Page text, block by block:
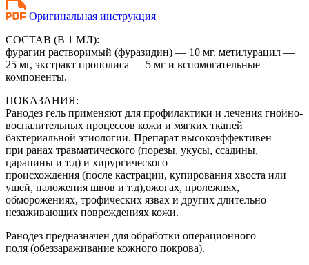
Оригинальная инструкция
СОСТАВ (В 1 МЛ):
фурагин растворимый (фуразидин) — 10 мг, метилурацил —
25 мг, экстракт прополиса — 5 мг и вспомогательные
компоненты.
ПОКАЗАНИЯ:
Ранодез гель применяют для профилактики и лечения гнойно-
воспалительных процессов кожи и мягких тканей
бактериальной этиологии. Препарат высокоэффективен
при ранах травматического (порезы, укусы, ссадины,
царапины и т.д) и хирургического
происхождения (после кастрации, купирования хвоста или
ушей, наложения швов и т.д),ожогах, пролежнях,
обморожениях, трофических язвах и других длительно
незаживающих повреждениях кожи.
Ранодез предназначен для обработки операционного
поля (обеззараживание кожного покрова).